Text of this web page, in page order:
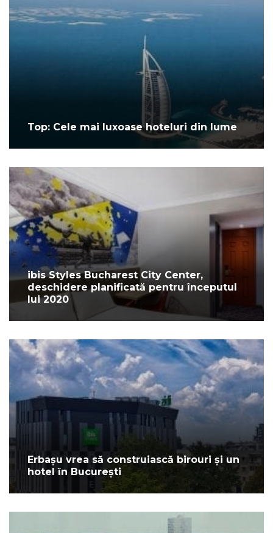
Top: Cele mai luxoase hoteluri din lume
ibis Styles Bucharest City Center,
deschidere planificată pentru începutul
lui 2020
Erbașu vrea să construiască birouri și un
hotel în București